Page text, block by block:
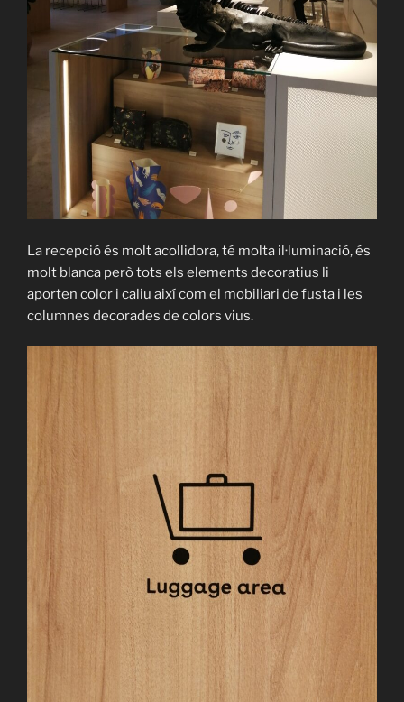
La recepció és molt acollidora, té molta il·luminació, és
molt blanca però tots els elements decoratius li
aporten color i caliu així com el mobiliari de fusta i les
columnes decorades de colors vius.